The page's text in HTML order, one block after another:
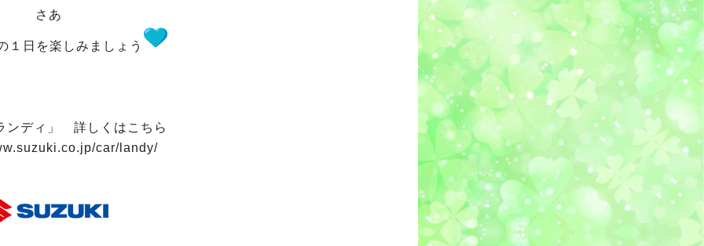
さあ
１日を楽しみましょう
ンディ」 詳しくはこちら
car/landy/